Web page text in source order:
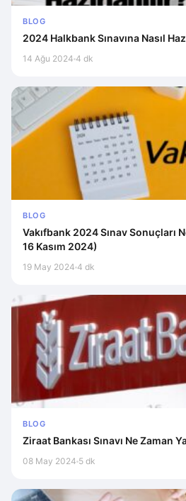
BLOG
2024 Halkbank Sınavına Nasıl
14 Ağu 2024 4 dk
BLOG
Vakıfbank 2024 Sınav Sonuçları
16 Kasım 2024)
19 May 2024 4 dk
BLOG
Ziraat Bankası Sınavı Ne Zaman
08 May 2024 5 dk